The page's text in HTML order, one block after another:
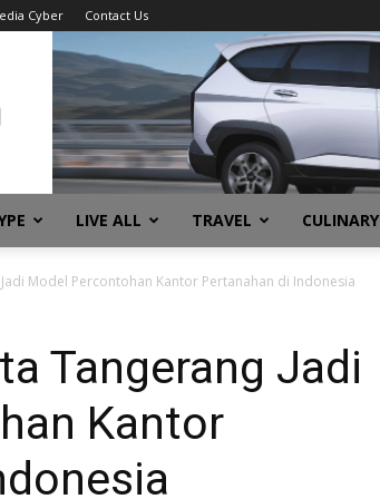
Cyber Contact Us
LIVE ALL TRAVEL CULINARY
Model Percontohan Kantor Pertanahan di Indonesia
Tangerang Jadi
Kantor